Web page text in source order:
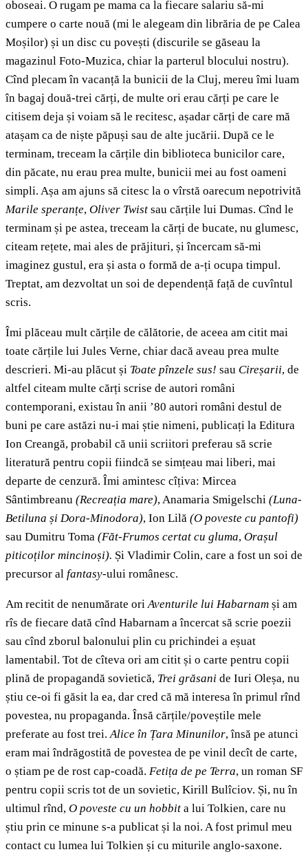
oboseai. O rugam pe mama ca la fiecare salariu să-mi
cumpere o carte nouă (mi le alegeam din librăria de pe Calea
Moșilor) și un disc cu povești (discurile se găseau la
magazinul Foto-Muzica, chiar la parterul blocului nostru).
Cînd plecam în vacanță la bunicii de la Cluj, mereu îmi luam
în bagaj două-trei cărți, de multe ori erau cărți pe care le
citisem deja și voiam să le recitesc, așadar cărți de care mă
atașam ca de niște păpuși sau de alte jucării. După ce le
terminam, treceam la cărțile din biblioteca bunicilor care,
din păcate, nu erau prea multe, bunicii mei au fost oameni
simpli. Așa am ajuns să citesc la o vîrstă oarecum nepotrivită
Marile speranțe, Oliver Twist sau cărțile lui Dumas. Cînd le
terminam și pe astea, treceam la cărți de bucate, nu glumesc,
citeam rețete, mai ales de prăjituri, și încercam să-mi
imaginez gustul, era și asta o formă de a-ți ocupa timpul.
Treptat, am dezvoltat un soi de dependență față de cuvîntul
scris.
Îmi plăceau mult cărțile de călătorie, de aceea am citit mai
toate cărțile lui Jules Verne, chiar dacă aveau prea multe
descrieri. Mi-au plăcut și Toate pînzele sus! sau Cireșarii, de
altfel citeam multe cărți scrise de autori români
contemporani, existau în anii ’80 autori români destul de
buni pe care astăzi nu-i mai știe nimeni, publicați la Editura
Ion Creangă, probabil că unii scriitori preferau să scrie
literatură pentru copii fiindcă se simțeau mai liberi, mai
departe de cenzură. Îmi amintesc cîțiva: Mircea
Sântimbreanu (Recreația mare), Anamaria Smigelschi (Luna-
Betiluna și Dora-Minodora), Ion Lilă (O poveste cu pantofi)
sau Dumitru Toma (Făt-Frumos certat cu gluma, Orașul
piticoților mincinoși). Și Vladimir Colin, care a fost un soi de
precursor al fantasy-ului românesc.
Am recitit de nenumărate oriAventurile lui Habarnam și am
rîs de fiecare dată cînd Habarnam a încercat să scrie poezii
sau cînd zborul balonului plin cu prichindei a eșuat
lamentabil. Tot de cîteva ori am citit și o carte pentru copii
plină de propagandă sovietică, Trei grăsani de Iuri Oleșa, nu
știu ce-oi fi găsit la ea, dar cred că mă interesa în primul rînd
povestea, nu propaganda. Însă cărțile/poveștile mele
preferate au fost trei.Alice în Țara Minunilor, însă pe atunci
eram mai îndrăgostită de povestea de pe vinil decît de carte,
o știam pe de rost cap-coadă. Fetița de pe Terra, un roman SF
pentru copii scris tot de un sovietic, Kirill Bulîciov. Și, nu în
ultimul rînd, O poveste cu un hobbit a lui Tolkien, care nu
știu prin ce minune s-a publicat și la noi. A fost primul meu
contact cu lumea lui Tolkien și cu miturile anglo-saxone.